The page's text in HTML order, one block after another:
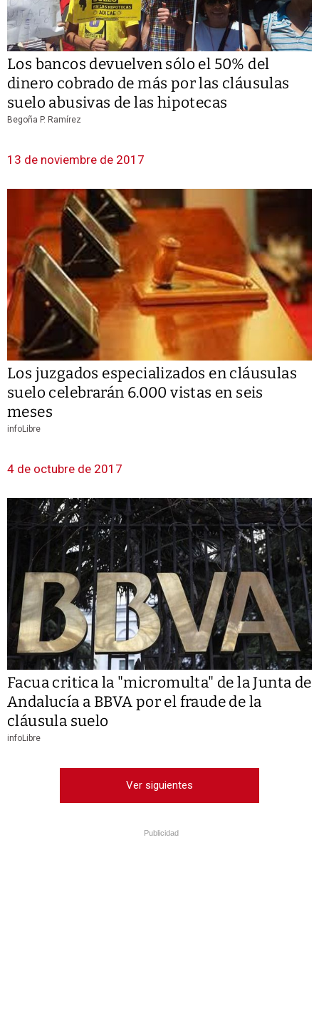
Los bancos devuelven sólo el 50% del
dinero cobrado de más por las cláusulas
suelo abusivas de las hipotecas
Begoña P. Ramírez
13 de noviembre de 2017
Los juzgados especializados en cláusulas
suelo celebrarán 6.000 vistas en seis
meses
infoLibre
4 de octubre de 2017
Facua critica la "micromulta" de la Junta de
Andalucía a BBVA por el fraude de la
cláusula suelo
infoLibre
Ver siguientes
Publicidad